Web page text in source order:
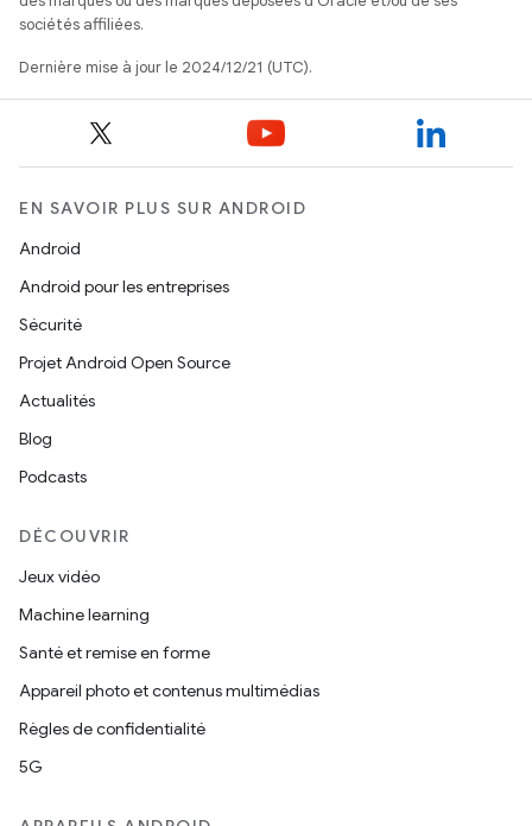
sociétés affiliées.
Dernière mise à jour le 2024/12/21 (UTC).
EN SAVOIR PLUS SUR ANDROID
Android
Android pour les entreprises
Sécurité
Projet Android Open Source
Actualités
Blog
Podcasts
DÉCOUVRIR
Jeux vidéo
Machine learning
Santé et remise en forme
Appareil photo et contenus multimédias
Règles de confidentialité
5G